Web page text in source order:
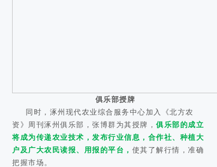
俱乐部授牌
同时，涿州现代农业综合服务中心加入《北方农
资》周刊涿州俱乐部，张博群为其授牌， 俱乐部的成立
将成为传递农业技术，发布行业信息，合作社、种植大
户及广大农民读报、用报的平台， 使其了解行情，准确
把握市场。